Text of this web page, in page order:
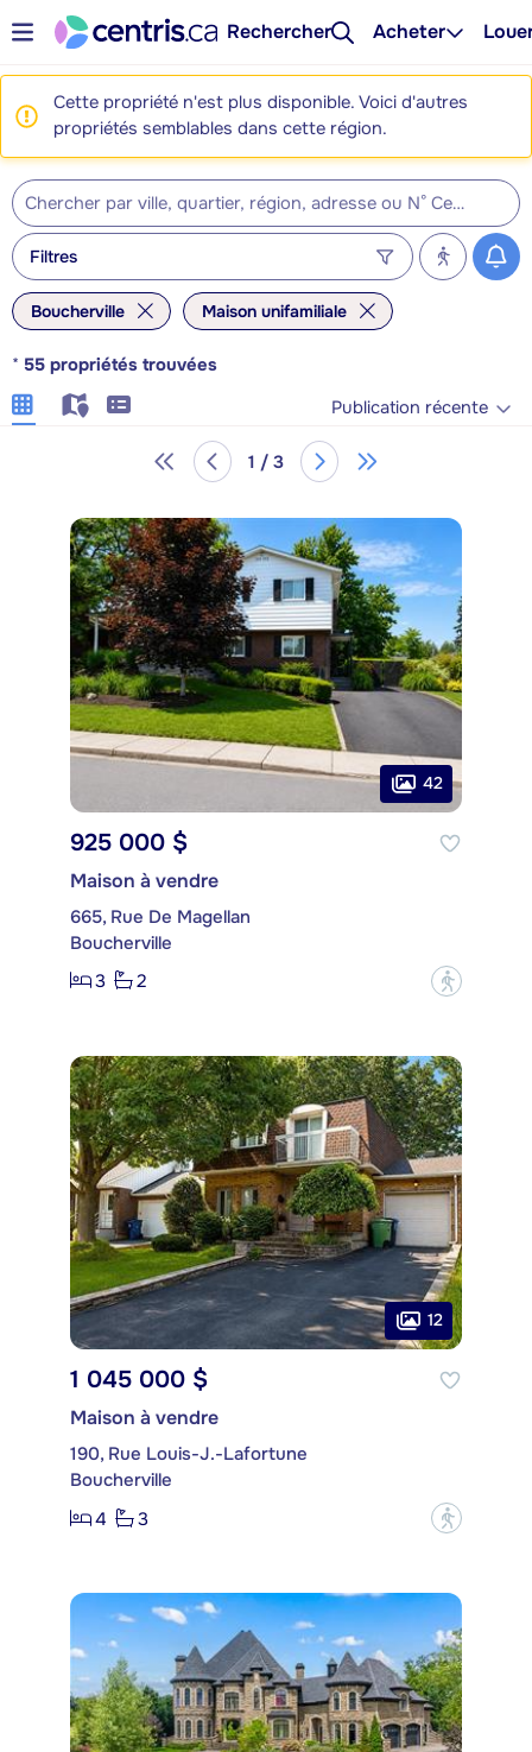
Rechercher Acheter
Cette propriété n'est plus disponible. Voici d'autres
propriétés semblables dans cette région.
Filtres
Boucherville Maison unifamiliale
* 55 propriétés trouvées
Publication récente
1 / 3
42
925 000 $
Maison à vendre
665, Rue De Magellan
Boucherville
3
2 ?
12
1 045 000 $
Maison à vendre
190, Rue Louis-J.-Lafortune
Boucherville
4
3 ?